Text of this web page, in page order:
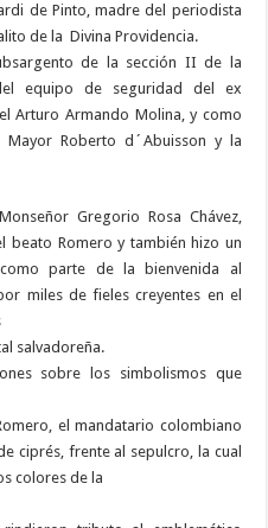
de Pinto, madre del periodista
de la Divina Providencia.
de la sección II de la
equipo de seguridad del ex
Arturo Armando Molina, y como
Mayor Roberto d´Abuisson y la
Gregorio Rosa Chávez,
beato Romero y también hizo un
parte de la bienvenida al
miles de fieles creyentes en el
salvadoreña.
sobre los simbolismos que
el mandatario colombiano
ciprés, frente al sepulcro, la cual
colores de la